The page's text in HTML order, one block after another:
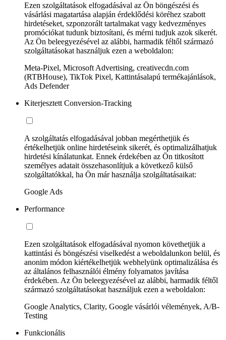
Ezen szolgáltatások elfogadásával az Ön böngészési és
vásárlási magatartása alapján érdeklődési köréhez szabott
hirdetéseket, szponzorált tartalmakat vagy kedvezményes
promóciókat tudunk biztosítani, és mérni tudjuk azok sikerét.
Az Ön beleegyezésével az alábbi, harmadik féltől származó
szolgáltatásokat használjuk ezen a weboldalon:
Meta-Pixel, Microsoft Advertising, creativecdn.com
(RTBHouse), TikTok Pixel, Kattintásalapú termékajánlások,
Ads Defender
Kiterjesztett Conversion-Tracking
A szolgáltatás elfogadásával jobban megérthetjük és
értékelhetjük online hirdetéseink sikerét, és optimalizálhatjuk
hirdetési kínálatunkat. Ennek érdekében az Ön titkosított
személyes adatait összehasonlítjuk a következő külső
szolgáltatókkal, ha Ön már használja szolgáltatásaikat:
Google Ads
Performance
Ezen szolgáltatások elfogadásával nyomon követhetjük a
kattintási és böngészési viselkedést a weboldalunkon belül, és
anonim módon kiértékelhetjük webhelyünk optimalizálása és
az általános felhasználói élmény folyamatos javítása
érdekében. Az Ön beleegyezésével az alábbi, harmadik féltől
származó szolgáltatásokat használjuk ezen a weboldalon:
Google Analytics, Clarity, Google vásárlói vélemények, A/B-
Testing
Funkcionális